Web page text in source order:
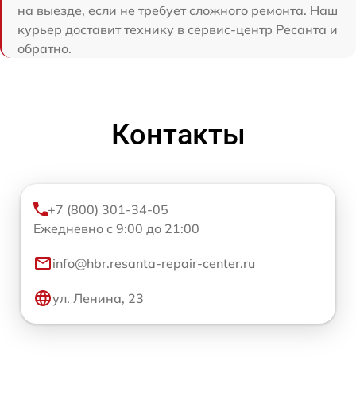
на выезде, если не требует сложного ремонта. Наш
курьер доставит технику в сервис-центр Ресанта и
обратно.
Контакты
+7 (800) 301-34-05
Ежедневно с 9:00 до 21:00
info@hbr.resanta-repair-center.ru
ул. Ленина, 23